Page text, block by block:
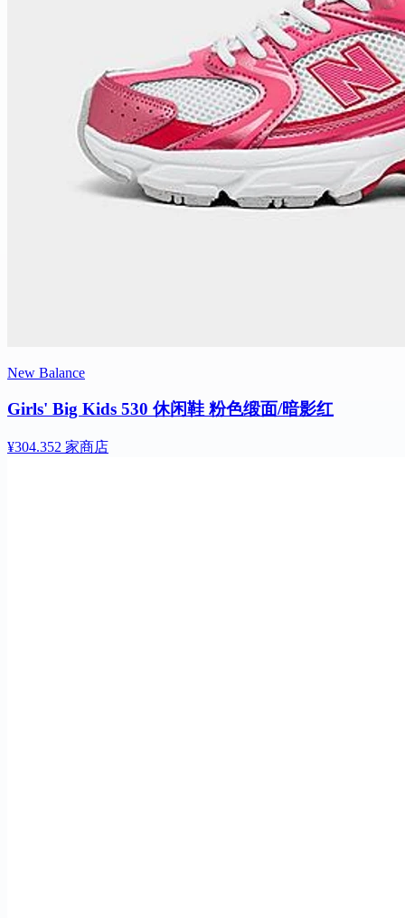
New Balance
Girls' Big Kids 530 休闲鞋 粉色缎面/暗影红
¥304.352 家商店